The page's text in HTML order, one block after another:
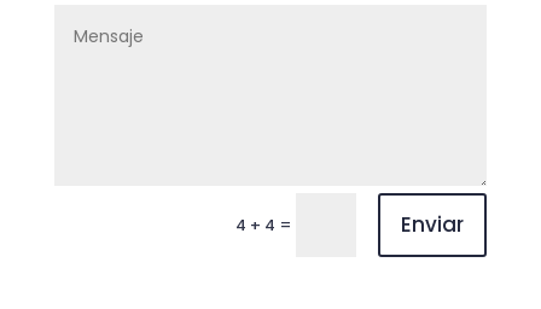
4 + 4 = Enviar